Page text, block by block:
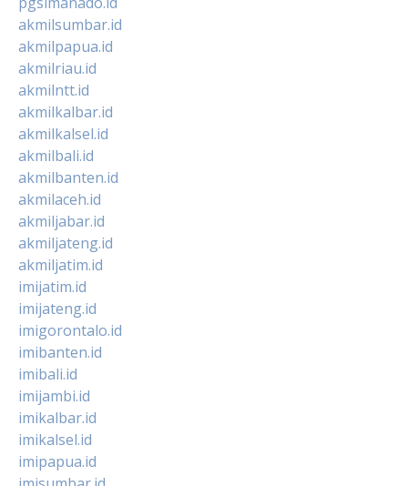
akmilsumbar.id
akmilpapua.id
akmilriau.id
akmilntt.id
akmilkalbar.id
akmilkalsel.id
akmilbali.id
akmilbanten.id
akmilaceh.id
akmiljabar.id
akmiljateng.id
akmiljatim.id
imijatim.id
imijateng.id
imigorontalo.id
imibanten.id
imibali.id
imijambi.id
imikalbar.id
imikalsel.id
imipapua.id